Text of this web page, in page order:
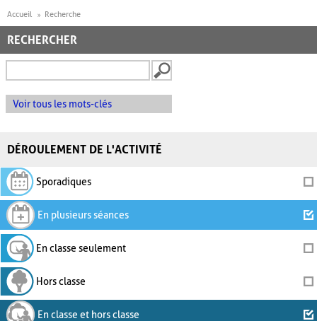
Accueil Recherche
RECHERCHER
Voir tous les mots-clés
DÉROULEMENT DE L'ACTIVITÉ
Sporadiques
En plusieurs séances
En classe seulement
Hors classe
En classe et hors classe